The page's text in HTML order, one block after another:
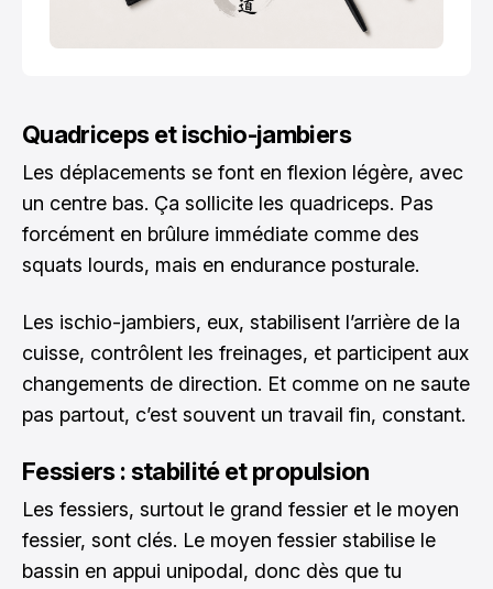
Quadriceps et ischio-jambiers
Les déplacements se font en flexion légère, avec
un centre bas. Ça sollicite les quadriceps. Pas
forcément en brûlure immédiate comme des
squats lourds, mais en endurance posturale.
Les ischio-jambiers, eux, stabilisent l’arrière de la
cuisse, contrôlent les freinages, et participent aux
changements de direction. Et comme on ne saute
pas partout, c’est souvent un travail fin, constant.
Fessiers : stabilité et propulsion
Les fessiers, surtout le grand fessier et le moyen
fessier, sont clés. Le moyen fessier stabilise le
bassin en appui unipodal, donc dès que tu